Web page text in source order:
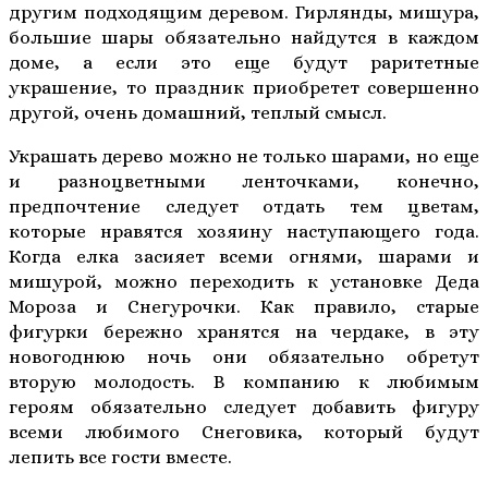
другим подходящим деревом. Гирлянды, мишура,
большие шары обязательно найдутся в каждом
доме, а если это еще будут раритетные
украшение, то праздник приобретет совершенно
другой, очень домашний, теплый смысл.
Украшать дерево можно не только шарами, но еще
и разноцветными ленточками, конечно,
предпочтение следует отдать тем цветам,
которые нравятся хозяину наступающего года.
Когда елка засияет всеми огнями, шарами и
мишурой, можно переходить к установке Деда
Мороза и Снегурочки. Как правило, старые
фигурки бережно хранятся на чердаке, в эту
новогоднюю ночь они обязательно обретут
вторую молодость. В компанию к любимым
героям обязательно следует добавить фигуру
всеми любимого Снеговика, который будут
лепить все гости вместе.